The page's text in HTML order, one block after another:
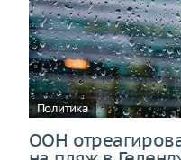
Политика
ООН